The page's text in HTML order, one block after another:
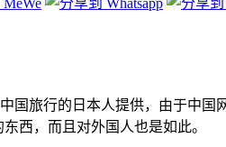
国旅行的日本人提供，由于中
西，而且对外国人也是如此。